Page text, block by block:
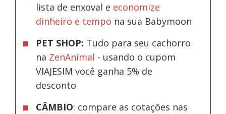
lista de enxoval e economize
dinheiro e tempo na sua Babymoon
PET SHOP: Tudo para seu cachorro
na ZenAnimal - usando o cupom
VIAJESIM você ganha 5% de
desconto
CÂMBIO: compare as cotações nas